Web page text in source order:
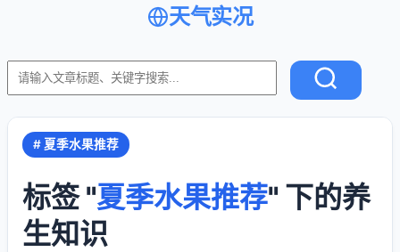
天气实况
# 夏季水果推荐
标签 "夏季水果推荐" 下的养
生知识